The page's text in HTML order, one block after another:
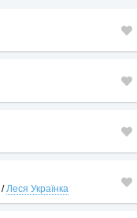
/Леся Українка